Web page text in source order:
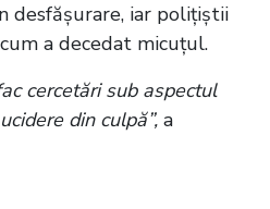
desfășurare, iar polițiștii
a decedat micuțul.
cercetări sub aspectul
din culpă”, a